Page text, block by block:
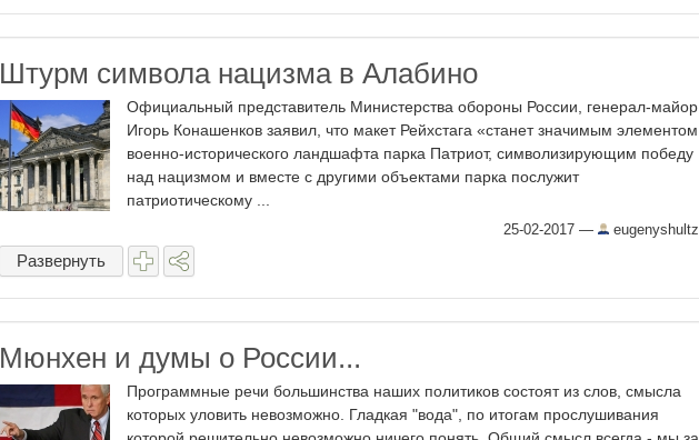
Штурм символа нацизма в Алабино
Официальный представитель Министерства обороны России, генерал-майор
Игорь Конашенков заявил, что макет Рейхстага «станет значимым элементом
военно-исторического ландшафта парка Патриот, символизирующим победу
над нацизмом и вместе с другими объектами парка послужит
патриотическому ...
25-02-2017 — eugenyshultz
Развернуть
Мюнхен и думы о России...
Программные речи большинства наших политиков состоят из слов, смысла
которых уловить невозможно. Гладкая "вода", по итогам прослушивания